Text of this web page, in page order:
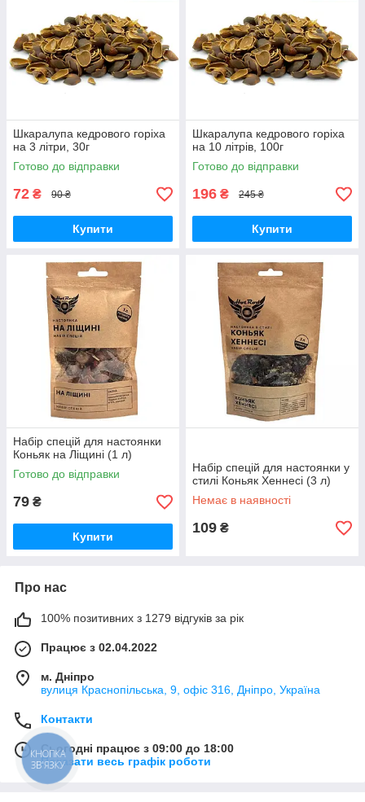
Шкаралупа кедрового горіха
на 3 літри, 30г
Готово до відправки
72 ₴ 90 ₴
Купити
Шкаралупа кедрового горіха
на 10 літрів, 100г
Готово до відправки
196 ₴ 245 ₴
Купити
Набір спецій для настоянки
Коньяк на Ліщині (1 л)
Готово до відправки
79 ₴
Купити
Набір спецій для настоянки у
стилі Коньяк Хеннесі (3 л)
Немає в наявності
109 ₴
Про нас
100% позитивних з 1279 відгуків за рік
Працює з 02.04.2022
м. Дніпро
вулиця Краснопільська, 9, офіс 316, Дніпро, Україна
Контакти
Сьогодні працює з 09:00 до 18:00
Показати весь графік роботи
КНОПКА
ЗВ'ЯЗКУ